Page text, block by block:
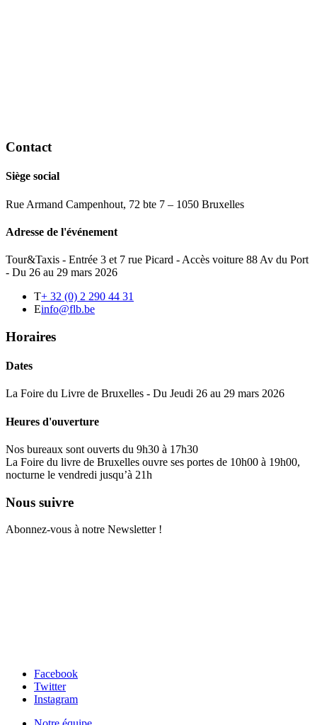
Contact
Siège social
Rue Armand Campenhout, 72 bte 7 – 1050 Bruxelles
Adresse de l'événement
Tour&Taxis - Entrée 3 et 7 rue Picard - Accès voiture 88 Av du Port
- Du 26 au 29 mars 2026
T+ 32 (0) 2 290 44 31
Einfo@flb.be
Horaires
Dates
La Foire du Livre de Bruxelles - Du Jeudi 26 au 29 mars 2026
Heures d'ouverture
Nos bureaux sont ouverts du 9h30 à 17h30
La Foire du livre de Bruxelles ouvre ses portes de 10h00 à 19h00,
nocturne le vendredi jusqu’à 21h
Nous suivre
Abonnez-vous à notre Newsletter !
Facebook
Twitter
Instagram